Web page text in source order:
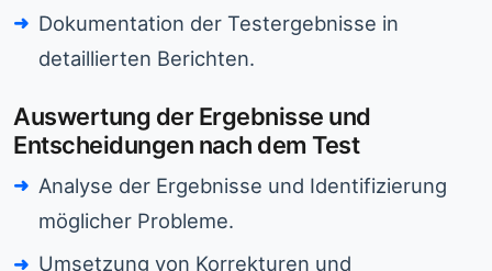
Dokumentation der Testergebnisse in
detaillierten Berichten.
Auswertung der Ergebnisse und
Entscheidungen nach dem Test
Analyse der Ergebnisse und Identifizierung
möglicher Probleme.
Umsetzung von Korrekturen und